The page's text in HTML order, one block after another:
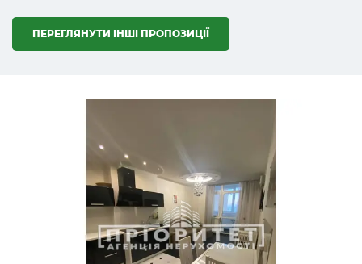
ПЕРЕГЛЯНУТИ ІНШІ ПРОПОЗИЦІЇ